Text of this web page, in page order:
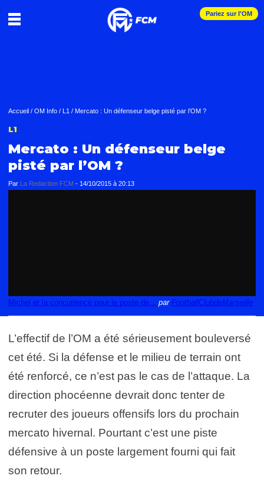
Pariez sur l'OM
Accueil / OM Info / L1 / Mercato : Un défenseur belge pisté par l’OM ?
L1
Mercato : Un défenseur belge
pisté par l’OM ?
Par La Redaction FCM - 14/10/2015 à 20:13
Michel et la concurrence pour le poste de... par FootballClubdeMarseille
L’effectif de l’OM a été sérieusement bouleversé
cet été. Si la défense et le milieu de terrain ont
été renforcé, ce n’est pas le cas de l’attaque. La
direction phocéenne devrait donc tenter de
recruter des joueurs offensifs lors du prochain
mercato hivernal. Pourtant c’est une piste
défensive à un poste largement fourni qui fait
son retour.